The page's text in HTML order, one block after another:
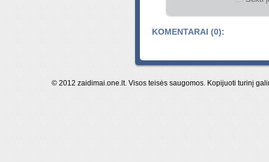
KOMENTARAI (0):
© 2012 zaidimai.one.lt. Visos teisės saugomos. Kopijuoti turinį